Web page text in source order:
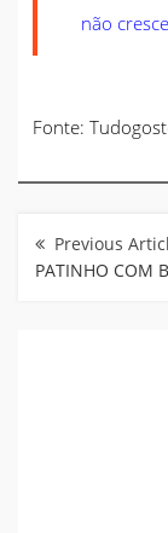
não
Fonte:
de
Post
PATINHO COM